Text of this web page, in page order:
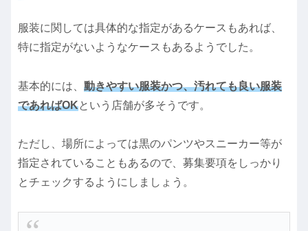
服装に関しては具体的な指定があるケースもあれば、
特に指定がないようなケースもあるようでした。
基本的には、 動きやすい服装かつ、汚れても良い服装
であればOKという店舗が多そうです。
ただし、場所によっては黒のパンツやスニーカー等が
指定されていることもあるので、募集要項をしっかり
とチェックするようにしましょう。